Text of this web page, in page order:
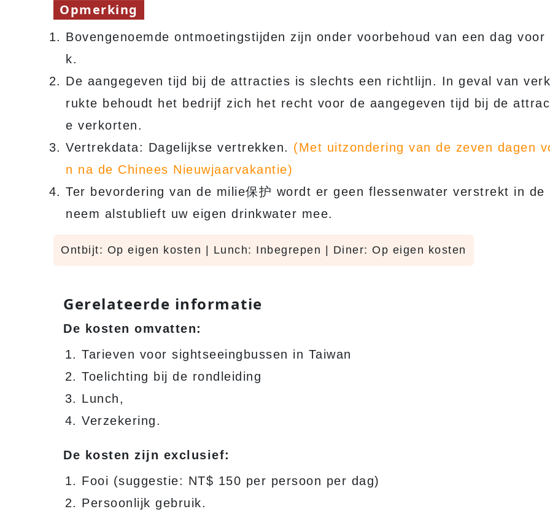
Opmerking
Bovengenoemde ontmoetingstijden zijn onder voorbehoud van een dag voor
k.
De aangegeven tijd bij de attracties is slechts een richtlijn. In geval van
rukte behoudt het bedrijf zich het recht voor de aangegeven tijd bij de
e verkorten.
Vertrekdata: Dagelijkse vertrekken. (Met uitzondering van de zeven dagen
n na de Chinees Nieuwjaarvakantie)
Ter bevordering van de milie保护 wordt er geen flessenwater verstrekt in de
neem alstublieft uw eigen drinkwater mee.
Ontbijt: Op eigen kosten | Lunch: Inbegrepen | Diner: Op eigen kosten
Gerelateerde informatie
De kosten omvatten:
Tarieven voor sightseeingbussen in Taiwan
Toelichting bij de rondleiding
Lunch,
Verzekering.
De kosten zijn exclusief:
Fooi (suggestie: NT$ 150 per persoon per dag)
Persoonlijk gebruik.